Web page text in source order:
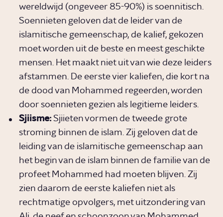
wereldwijd (ongeveer 85-90%) is soennitisch.
Soennieten geloven dat de leider van de
islamitische gemeenschap, de kalief, gekozen
moet worden uit de beste en meest geschikte
mensen. Het maakt niet uit van wie deze leiders
afstammen. De eerste vier kaliefen, die kort na
de dood van Mohammed regeerden, worden
door soennieten gezien als legitieme leiders.
Sjiisme:Sjiieten vormen de tweede grote
stroming binnen de islam. Zij geloven dat de
leiding van de islamitische gemeenschap aan
het begin van de islam binnen de familie van de
profeet Mohammed had moeten blijven. Zij
zien daarom de eerste kaliefen niet als
rechtmatige opvolgers, met uitzondering van